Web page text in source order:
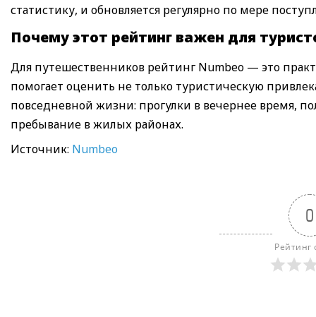
статистику, и обновляется регулярно по мере
Почему этот рейтинг важен для
Для путешественников рейтинг Numbeo — это
помогает оценить не только туристическую
повседневной жизни: прогулки в вечернее время,
пребывание в жилых районах.
Источник: Numbeo
0
Рейтинг